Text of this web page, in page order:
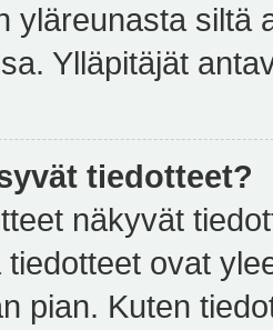
yläreunasta siltä
Ylläpitäjät
tiedotteet?
näkyvät
ovat
pian. Kuten